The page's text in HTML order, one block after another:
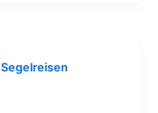
Segelreisen